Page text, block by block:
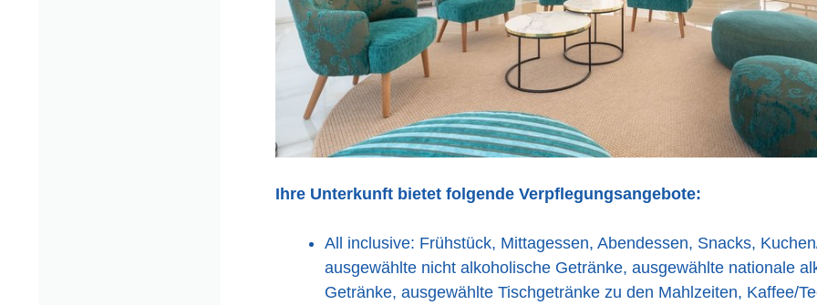
Ihre Unterkunft bietet folgende Verpflegungsangebote:
All inclusive: Frühstück, Mittagessen, Abendessen, Snacks,
ausgewählte nicht alkoholische Getränke, ausgewählte nationale
Getränke, ausgewählte Tischgetränke zu den Mahlzeiten, Kaffee/